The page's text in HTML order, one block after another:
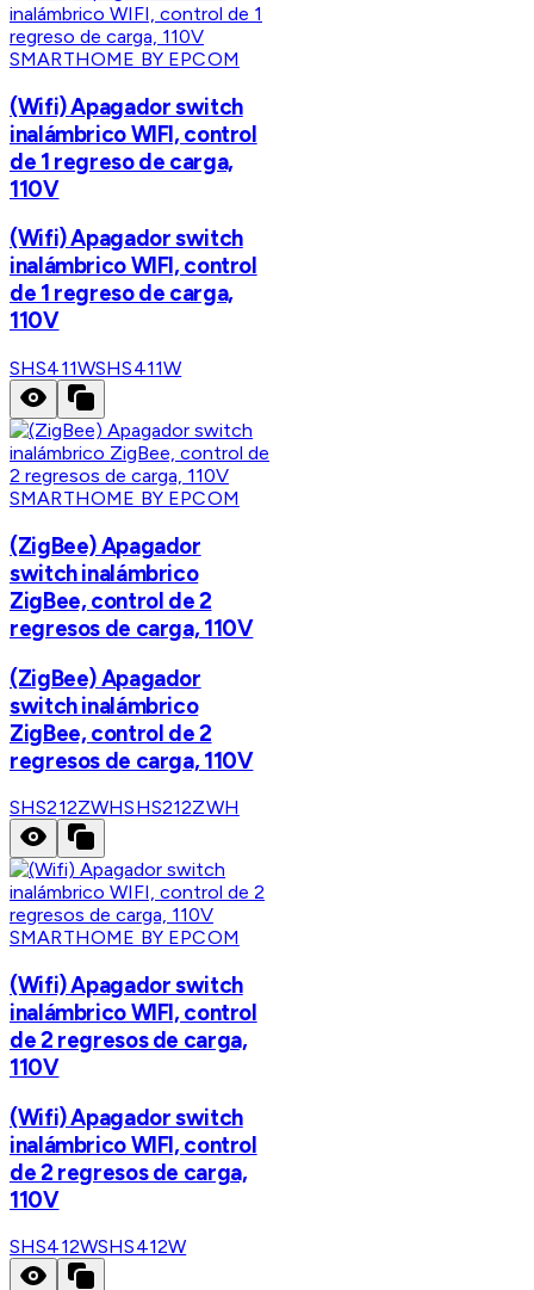
SMARTHOME BY EPCOM
(Wifi) Apagador switch
inalámbrico WIFI, control
de 1 regreso de carga,
110V
(Wifi) Apagador switch
inalámbrico WIFI, control
de 1 regreso de carga,
110V
SHS411WSHS411W
SMARTHOME BY EPCOM
(ZigBee) Apagador
switch inalámbrico
ZigBee, control de 2
regresos de carga, 110V
(ZigBee) Apagador
switch inalámbrico
ZigBee, control de 2
regresos de carga, 110V
SHS212ZWHSHS212ZWH
SMARTHOME BY EPCOM
(Wifi) Apagador switch
inalámbrico WIFI, control
de 2 regresos de carga,
110V
(Wifi) Apagador switch
inalámbrico WIFI, control
de 2 regresos de carga,
110V
SHS412WSHS412W